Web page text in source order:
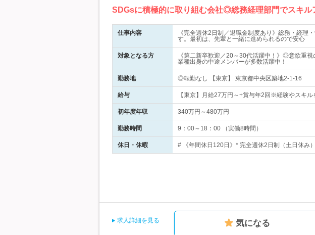
SDGsに積極的に取り組む会社◎総務経理部門でスキル
仕事内容
《完全週休2日制／退職金制度あり》総務・経理
す。最初は、先輩と一緒に進められるので安心
対象となる方
《第二新卒歓迎／20～30代活躍中！》◎意欲重
業種出身の中途メンバーが多数活躍中！
勤務地 ◎転勤なし 【東京】 東京都中央区築地2-1-16
給与 【東京】月給27万円～+賞与年2回※経験やスキ
初年度年収 340万円～480万円
勤務時間 9：00～18：00 （実働8時間）
休日・休暇 # 《年間休日120日》* 完全週休2日制（土日休
求人詳細を見る 気になる